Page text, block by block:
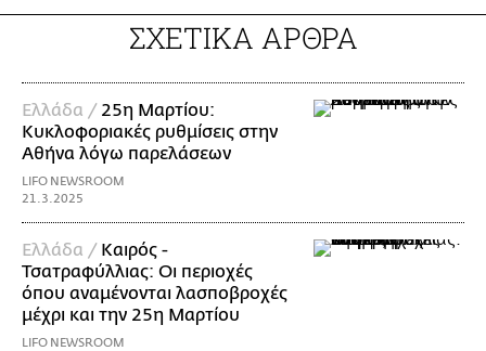
ΣΧΕΤΙΚΑ ΑΡΘΡΑ
Ελλάδα / 25η Μαρτίου:
Κυκλοφοριακές ρυθμίσεις στην
Αθήνα λόγω παρελάσεων
LIFO NEWSROOM
21.3.2025
Ελλάδα / Καιρός -
Τσατραφύλλιας: Οι περιοχές
όπου αναμένονται λασποβροχές
μέχρι και την 25η Μαρτίου
LIFO NEWSROOM